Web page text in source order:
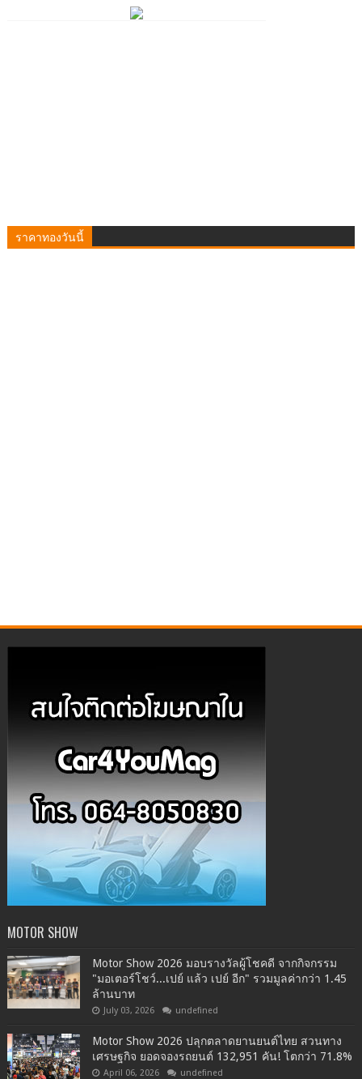
ราคาทองวันนี้
MOTOR SHOW
Motor Show 2026 มอบรางวัลผู้โชคดี จากกิจกรรม
"มอเตอร์โชว์...เปย์ แล้ว เปย์ อีก" รวมมูลค่ากว่า 1.45
ล้านบาท
July 03, 2026 undefined
Motor Show 2026 ปลุกตลาดยานยนต์ไทย สวนทาง
เศรษฐกิจ ยอดจองรถยนต์ 132,951 คัน! โตกว่า 71.8%
April 06, 2026 undefined